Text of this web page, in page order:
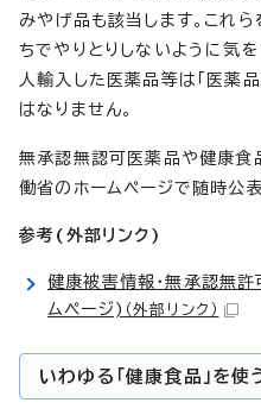
みやげ品も該当します。これ
ちでやりとりしないように気を
人輸入した医薬品等は「医薬
はなりません。
無承認無認可医薬品や健康食
働省のホームページで随時公
参考(外部リンク)
健康被害情報・無承認無
ムページ) （外部リンク）
いわゆる「健康食品」を使